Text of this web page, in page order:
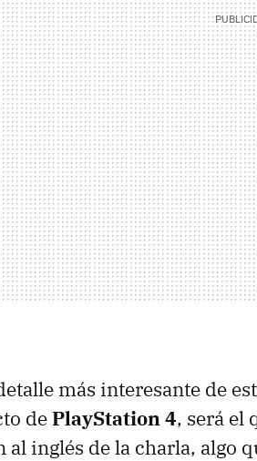
más interesante de
dePlayStation 4, será el
al inglés de la charla, algo